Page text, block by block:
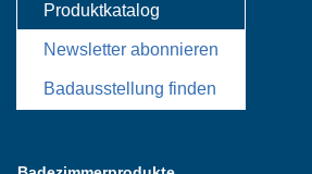
Produktkatalog
Newsletter abonnieren
Badausstellung finden